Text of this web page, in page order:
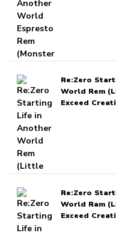
Re:Zero
World Rem
Exceed
Re:Zero
World Ram
Exceed